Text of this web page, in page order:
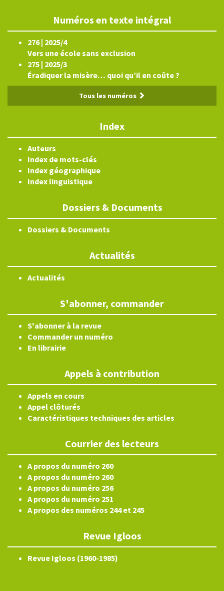
Numéros en texte intégral
276 | 2025/4
Vers une école sans exclusion
275 | 2025/3
Éradiquer la misère… quoi qu’il en coûte ?
Tous les numéros
Index
Auteurs
Index de mots-clés
Index géographique
Index linguistique
Dossiers & Documents
Dossiers & Documents
Actualités
Actualités
S'abonner, commander
S'abonner à la revue
Commander un numéro
En librairie
Appels à contribution
Appels en cours
Appel clôturés
Caractéristiques techniques des articles
Courrier des lecteurs
A propos du numéro 260
A propos du numéro 260
A propos du numéro 256
A propos du numéro 251
A propos des numéros 244 et 245
Revue Igloos
Revue Igloos (1960-1985)